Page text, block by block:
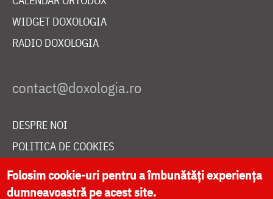
WIDGET DOXOLOGIA
RADIO DOXOLOGIA
DESPRE NOI
POLITICA DE COOKIES
DONEAZĂ ONLINE PENTRU CATEDRALA NAȚIONALĂ
Folosim cookie-uri pentru a îmbunătăți experiența
dumneavoastră pe acest site.